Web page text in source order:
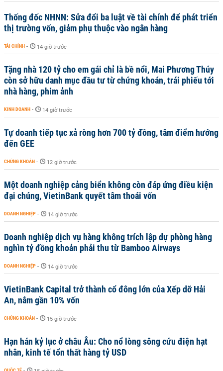
Thống đốc NHNN: Sửa đổi ba luật về tài chính để phát triển
thị trường vốn, giảm phụ thuộc vào ngân hàng
TÀI CHÍNH - 14 giờ trước
Tặng nhà 120 tỷ cho em gái chỉ là bề nổi, Mai Phương Thúy
còn sở hữu danh mục đầu tư từ chứng khoán, trái phiếu tới
nhà hàng, phim ảnh
KINH DOANH - 14 giờ trước
Tự doanh tiếp tục xả ròng hơn 700 tỷ đồng, tâm điểm hướng
đến GEE
CHỨNG KHOÁN - 12 giờ trước
Một doanh nghiệp cảng biển không còn đáp ứng điều kiện
đại chúng, VietinBank quyết tâm thoái vốn
DOANH NGHIỆP - 14 giờ trước
Doanh nghiệp dịch vụ hàng không trích lập dự phòng hàng
nghìn tỷ đồng khoản phải thu từ Bamboo Airways
DOANH NGHIỆP - 14 giờ trước
VietinBank Capital trở thành cổ đông lớn của Xếp dỡ Hải
An, nắm gần 10% vốn
CHỨNG KHOÁN - 15 giờ trước
Hạn hán kỷ lục ở châu Âu: Cho nổ lòng sông cứu điện hạt
nhân, kinh tế tổn thất hàng tỷ USD